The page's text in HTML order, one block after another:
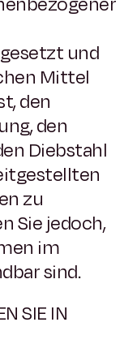
und
Mittel
den
den
Diebstahl
zu
Sie jedoch,
im
sind.
SIE IN